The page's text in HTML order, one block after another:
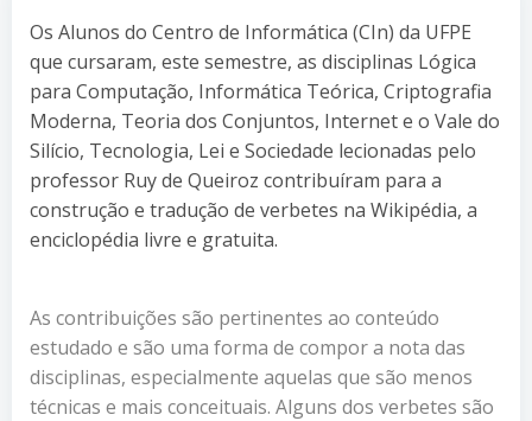
Os Alunos do Centro de Informática (CIn) da UFPE
que cursaram, este semestre, as disciplinas Lógica
para Computação, Informática Teórica, Criptografia
Moderna, Teoria dos Conjuntos, Internet e o Vale do
Silício, Tecnologia, Lei e Sociedade lecionadas pelo
professor Ruy de Queiroz contribuíram para a
construção e tradução de verbetes na Wikipédia, a
enciclopédia livre e gratuita.
As contribuições são pertinentes ao conteúdo
estudado e são uma forma de compor a nota das
disciplinas, especialmente aquelas que são menos
técnicas e mais conceituais. Alguns dos verbetes são